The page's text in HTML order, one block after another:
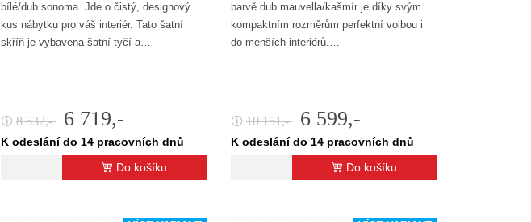
bílé/dub sonoma. Jde o čistý, designový
kus nábytku pro váš interiér. Tato šatní
skříň je vybavena šatní tyčí a…
🛈 8 532,- 6 719,-
K odeslání do 14 pracovních dnů
Do košíku
barvě dub mauvella/kašmír je díky svým
kompaktním rozměrům perfektní volbou i
do menších interiérů.…
🛈 10 151,- 6 599,-
K odeslání do 14 pracovních dnů
Do košíku